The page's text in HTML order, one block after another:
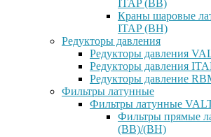
ITAP (ВВ)
Краны шаровые
ITAP (ВН)
Редукторы давления
Редукторы давления
Редукторы давления
Редукторы давление
Фильтры латунные
Фильтры латунные
Фильтры прямые
(ВВ)/(ВН)